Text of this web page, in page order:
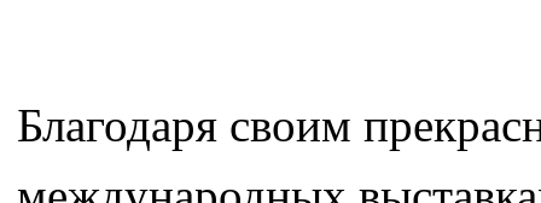
Благодаря своим